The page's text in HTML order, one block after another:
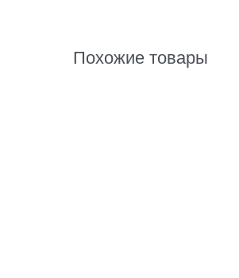
Похожие товары